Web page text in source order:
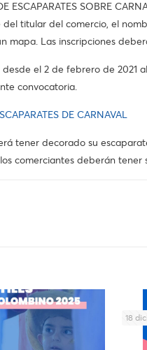
ESCAPARATES SOBRE
titular del comercio, el
mapa. Las inscripciones
el 2 de febrero de 2021
convocatoria.
DE CARNAVAL
tener decorado su
comerciantes deberán
18